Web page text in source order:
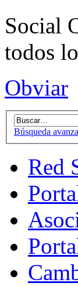
Social
todos
Obviar
Búsqueda
Red